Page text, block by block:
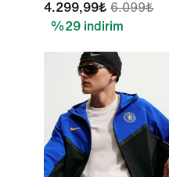
4.299,99₺ 6.099₺
%29 indirim